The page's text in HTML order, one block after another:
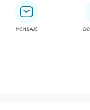
MENSAJE